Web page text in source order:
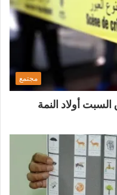
مجتمع
أولاد النمة